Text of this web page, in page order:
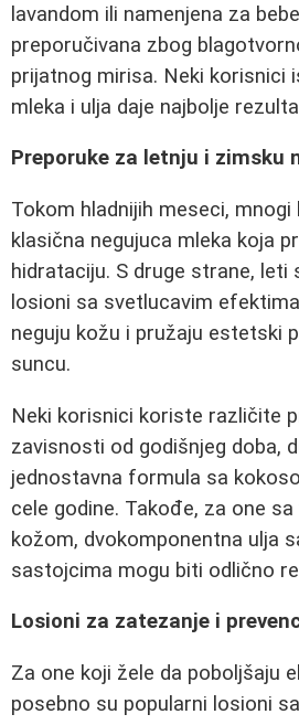
lavandom ili namenjena za
preporučivana zbog
prijatnog mirisa. Neki korisnici
mleka i ulja daje najbolje
Preporuke za letnju i zimsku
Tokom hladnijih meseci,
klasična negujuca mleka koja
hidrataciju. S druge strane, leti
losioni sa svetlucavim
neguju kožu i pružaju estetski
suncu.
Neki korisnici koriste različite
zavisnosti od godišnjeg doba,
jednostavna formula sa
cele godine. Takođe, za one
kožom, dvokomponentna ulja
sastojcima mogu biti odlično
Losioni za zatezanje i
Za one koji žele da poboljšaju
posebno su popularni losioni